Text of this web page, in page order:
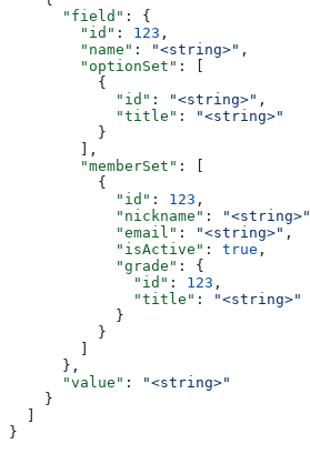
      "field"
: {
        "id"
: 123 ,
        "name"
: "<string>" ,
        "optionSet"
: [
          {
            "id"
: "<string>" ,
            "title"
:
"<string>"
          }
        ],
        "memberSet"
: [
          {
            "id"
: 123 ,
            "nickname"
: "<string>"
            "email"
: "<string>" ,
            "isActive"
: true ,
            "grade"
: {
              "id"
: 123 ,
              "title"
:
"<string>"
            }
          }
      },
      "value"
:
"<string>"
    }
}